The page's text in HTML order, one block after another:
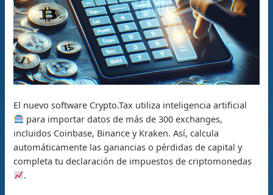
El nuevo software Crypto.Tax utiliza inteligencia artificial
para importar datos de más de 300 exchanges,
incluidos Coinbase, Binance y Kraken. Así, calcula
automáticamente las ganancias o pérdidas de capital y
completa tu declaración de impuestos de criptomonedas
.